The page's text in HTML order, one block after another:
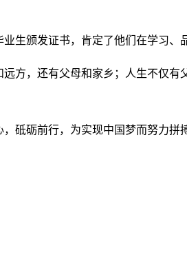
生颁发证书，肯定了他们在学习、
方，还有父母和家乡；人生不仅
砥砺前行，为实现中国梦而努力拼